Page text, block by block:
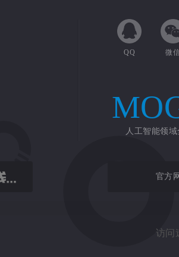
QQ 微
人工智能领
官方
访问